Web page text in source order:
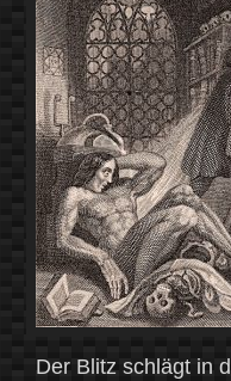
Der Blitz schlägt in